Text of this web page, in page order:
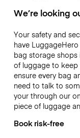
We’re looking
Your safety and
have
bag storage shops
of luggage to
ensure every bag
need to talk to
your through our
piece of luggage
Book risk-free